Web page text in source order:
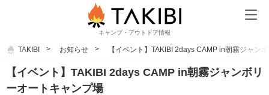
キャンプ・アウトドア情報
TAKIBI お知らせ 【イベント】TAKIBI 2days CAMP in朝霧ジャン
【イベント】TAKIBI 2days CAMP in朝霧ジャンボリ
ーオートキャンプ場